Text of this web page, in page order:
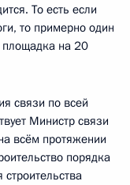
То есть если
то примерно один
площадка на 20
связи по всей
Министр связи
всём протяжении
порядка